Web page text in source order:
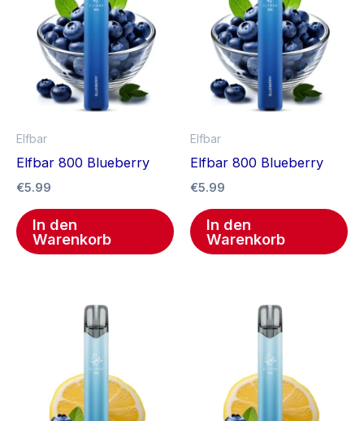
Elfbar
Elfbar 800 Blueberry
€5.99
In den
Warenkorb
Elfbar
Elfbar 800 Blueberry
€5.99
In den
Warenkorb